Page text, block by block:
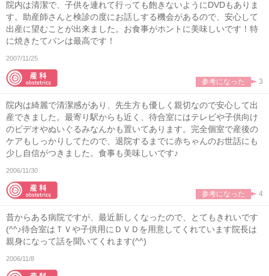
院内は清潔で、子供を連れて行っても飽きないようにDVDもありま
す。助産師さんと検診の度にお話しする機会があるので、安心して
出産に望むことが出来ました。お食事がホントに美味しいです！特
に焼きたてパンは最高です！
2007/11/25
参考になった 3
院内は綺麗で清潔感があり、先生方も優しく親切なので安心して出
産できました。最寄り駅からも近く、待合室にはテレビや子供向け
のビデオやぬいぐるみなんかも置いてあります。完全個室で産後の
ケアもしっかりしてたので、退院するまでに赤ちゃんのお世話にも
少し自信がつきました。食事も美味しいです♪
2006/11/30
参考になった 4
昔からある病院ですが、最近新しくなったので、とてもきれいです
(^^♪待合室はＴＶや子供用にＤＶＤを用意してくれています院長は
親身になって話を聞いてくれます(^^)
2006/11/8